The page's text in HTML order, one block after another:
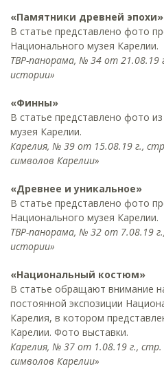
«Памятники древней эпохи»
В статье представлено фото
Национального музея Карелии.
ТВР-панорама, № 34 от 21.08.19
истории»
«Финны»
В статье представлено фото
музея Карелии.
Карелия, № 39 от 15.08.19 г.,
символов Карелии»
«Древнее и уникальное»
В статье представлено фото
Национального музея Карелии.
ТВР-панорама, № 32 от 7.08.19
истории»
«Национальный костюм»
В статье обращают внимание
постоянной экспозиции
Карелия, в котором
Карелии. Фото выставки.
Карелия, № 37 от 1.08.19 г., стр.
символов Карелии»